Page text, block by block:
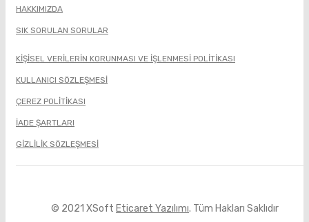
HAKKIMIZDA
SIK SORULAN SORULAR
KİŞİSEL VERİLERİN KORUNMASI VE İŞLENMESİ POLİTİKASI
KULLANICI SÖZLEŞMESİ
ÇEREZ POLİTİKASI
İADE ŞARTLARI
GIZLILIK SÖZLEŞMESI
© 2021 XSoft Eticaret Yazılımı. Tüm Hakları Saklıdır